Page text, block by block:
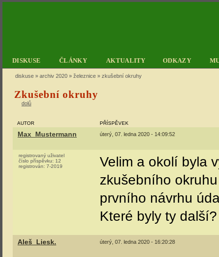
DISKUSE ČLÁNKY AKTUALITY ODKAZY
diskuse » archiv 2020 » železnice » zkušební okruhy
Zkušební okruhy
dolů
AUTOR PŘÍSPĚVEK
Max_Mustermann úterý, 07. ledna 2020 - 14:09:52
registrovaný uživatel
číslo příspěvku: 12
registrován: 7-2019
Velim a okolí byla
zkušebního
prvního návrhu
Které byly ty další?
Aleš_Liesk. úterý, 07. ledna 2020 - 16:20:28